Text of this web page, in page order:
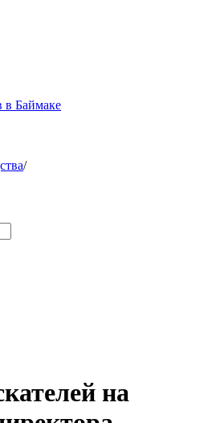
в Баймаке
/
на